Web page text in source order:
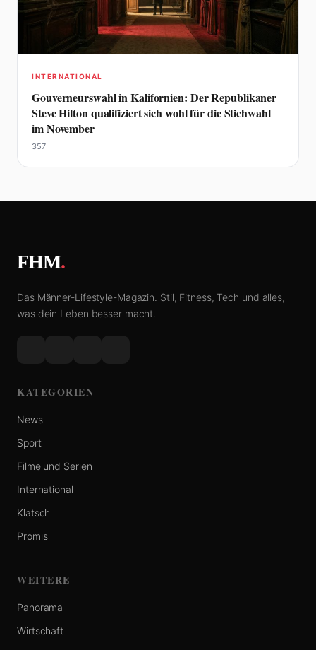
INTERNATIONAL
Gouverneurswahl in Kalifornien: Der Republikaner
Steve Hilton qualifiziert sich wohl für die Stichwahl
im November
357
FHM.
Das Männer-Lifestyle-Magazin. Stil, Fitness, Tech und alles,
was dein Leben besser macht.
KATEGORIEN
News
Sport
Filme und Serien
International
Klatsch
Promis
WEITERE
Panorama
Wirtschaft